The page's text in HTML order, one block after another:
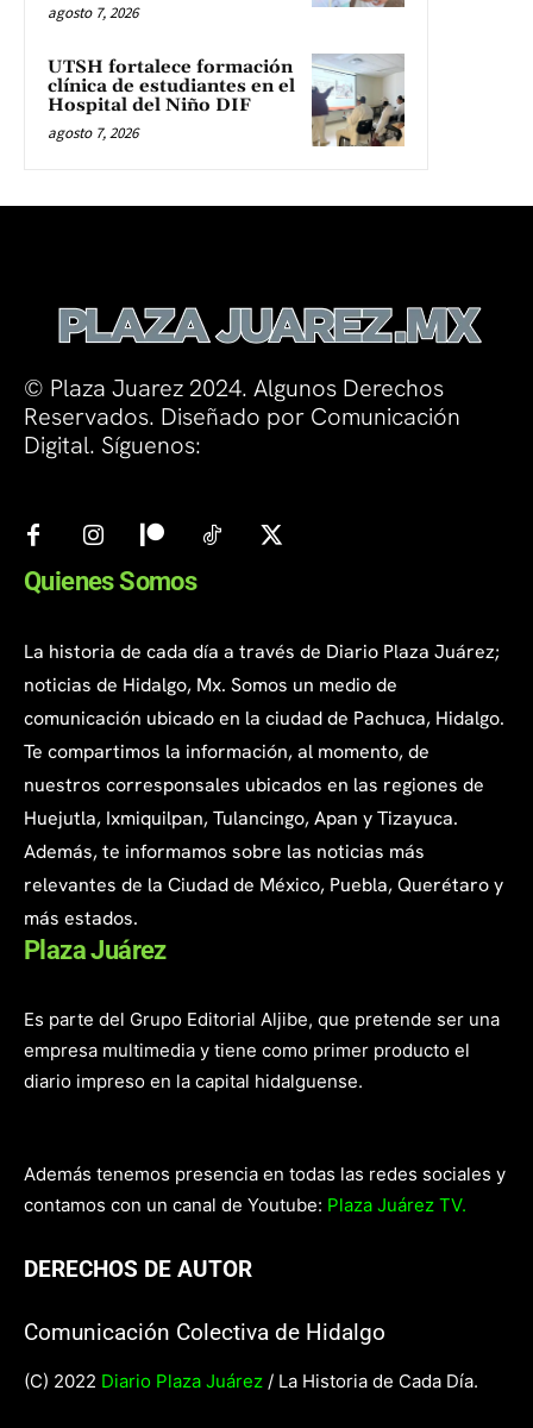
agosto 7, 2026
UTSH fortalece formación
clínica de estudiantes en el
Hospital del Niño DIF
agosto 7, 2026
© Plaza Juarez 2024. Algunos Derechos
Reservados. Diseñado por Comunicación
Digital. Síguenos:
Quienes Somos
La historia de cada día a través de Diario Plaza Juárez;
noticias de Hidalgo, Mx. Somos un medio de
comunicación ubicado en la ciudad de Pachuca, Hidalgo.
Te compartimos la información, al momento, de
nuestros corresponsales ubicados en las regiones de
Huejutla, Ixmiquilpan, Tulancingo, Apan y Tizayuca.
Además, te informamos sobre las noticias más
relevantes de la Ciudad de México, Puebla, Querétaro y
más estados.
Plaza Juárez
Es parte del Grupo Editorial Aljibe, que pretende ser una
empresa multimedia y tiene como primer producto el
diario impreso en la capital hidalguense.
Además tenemos presencia en todas las redes sociales y
contamos con un canal de Youtube: Plaza Juárez TV.
DERECHOS DE AUTOR
Comunicación Colectiva de Hidalgo
(C) 2022 Diario Plaza Juárez / La Historia de Cada Día.